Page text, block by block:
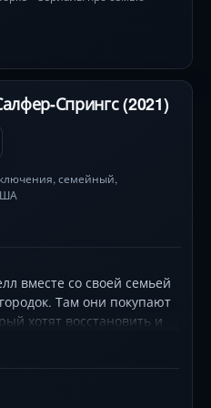
Спрингс (2021)
, семейный,
вместе со своей семьей
Там они покупают
хотят восстановить и
Позже в школе
здание и убедиться в